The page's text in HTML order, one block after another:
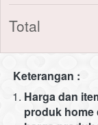
Total
Keterangan :
Harga dan
produk home